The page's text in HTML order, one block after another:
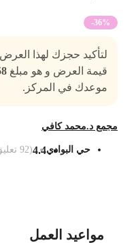
-36%
لتأكيد حجزك لهذا العرض و
قيمة العرض و هو مبلغ58
موعدك في المركز.
د.محمد كافي
حي البوادي4.4
(
92تعليق )
مواعيد العمل